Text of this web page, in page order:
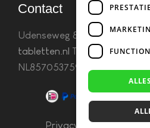
Contact
Udenseweg 8B 5405 PA
tabletten.nl Tel. 085 782
NL857053759B01
Privacy & Cookies–
PRESTATIE